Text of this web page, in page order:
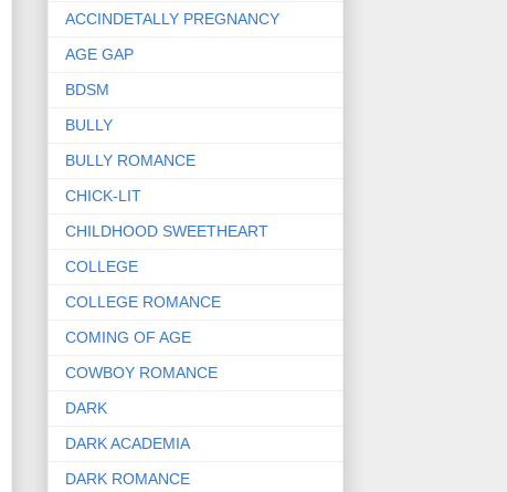
ACCINDETALLY PREGNANCY
AGE GAP
BDSM
BULLY
BULLY ROMANCE
CHICK-LIT
CHILDHOOD SWEETHEART
COLLEGE
COLLEGE ROMANCE
COMING OF AGE
COWBOY ROMANCE
DARK
DARK ACADEMIA
DARK ROMANCE